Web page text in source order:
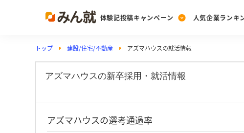
体験記投稿キャンペーン
Post
投稿する
人気企業ランキ
Ranking
ランキングを見る
投票する
PickUp
注目の企業特集
トップ 建設/住宅/不動産 アズマハウスの就活情報
アズマハウスの新卒採用・就活情報
アズマハウスの選考通過率